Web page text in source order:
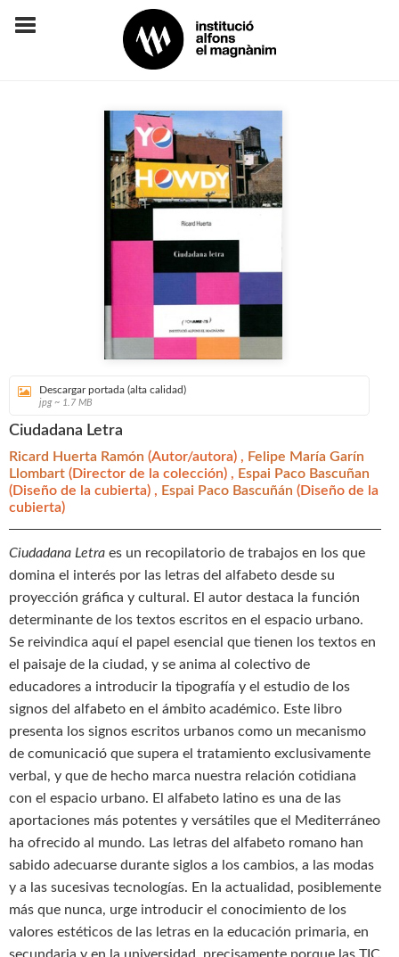
Descargar portada (alta calidad)
jpg ~ 1.7 MB
Ciudadana Letra
Ricard Huerta Ramón (Autor/autora) , Felipe María Garín
Llombart (Director de la colección) , Espai Paco Bascuñan
(Diseño de la cubierta) , Espai Paco Bascuñán (Diseño de la
cubierta)
Ciudadana Letra es un recopilatorio de trabajos en los que
domina el interés por las letras del alfabeto desde su
proyección gráfica y cultural. El autor destaca la función
determinante de los textos escritos en el espacio urbano.
Se reivindica aquí el papel esencial que tienen los textos en
el paisaje de la ciudad, y se anima al colectivo de
educadores a introducir la tipografía y el estudio de los
signos del alfabeto en el ámbito académico. Este libro
presenta los signos escritos urbanos como un mecanismo
de comunicació que supera el tratamiento exclusivamente
verbal, y que de hecho marca nuestra relación cotidiana
con el espacio urbano. El alfabeto latino es una de las
aportaciones más potentes y versátiles que el Mediterráneo
ha ofrecido al mundo. Las letras del alfabeto romano han
sabido adecuarse durante siglos a los cambios, a las modas
y a las sucesivas tecnologías. En la actualidad, posiblemente
más que nunca, urge introducir el conocimiento de los
valores estéticos de las letras en la educación primaria, en
secundaria y en la universidad, precisamente porque las TIC